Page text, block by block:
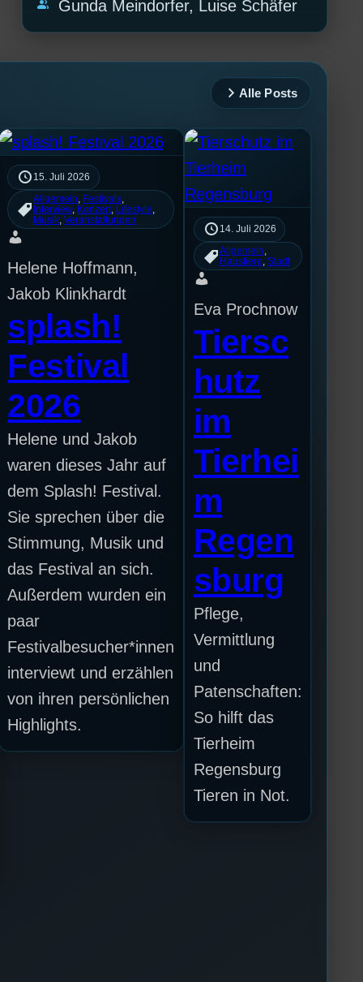
group Gunda Meindorfer, Luise Schäfer
Alle Posts
15. Juli 2026
Allgemein Festivals
Interview, Konzert Lifestyle
Musik , Veranstaltungen
Helene Hoffmann,
Jakob Klinkhardt
splash!
Festival
2026
Helene und Jakob
waren dieses Jahr auf
dem Splash! Festival.
Sie sprechen über die
Stimmung, Musik und
das Festival an sich.
Außerdem wurden ein
paar
Festivalbesucher*innen
interviewt und erzählen
von ihren persönlichen
Highlights.
14. Juli 2026
Allgemein
Haustiere Stadt
Eva Prochnow
Tiersc
hutz
im
Tierhei
m
Regen
sburg
Pflege,
Vermittlung
und
Patenschaften:
So hilft das
Tierheim
Regensburg
Tieren in Not.